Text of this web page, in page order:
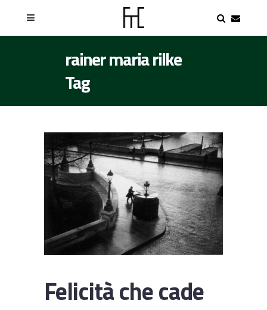
rainer maria rilke
Tag
Felicità che cade